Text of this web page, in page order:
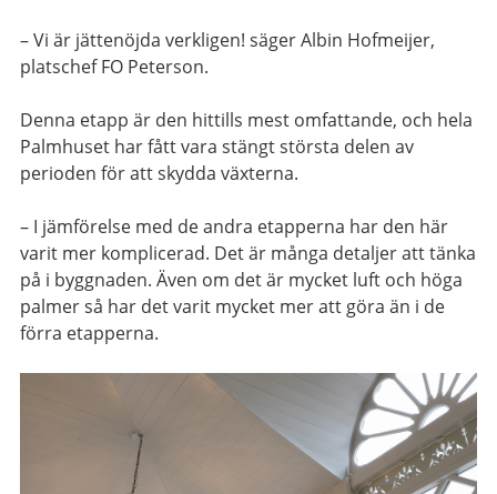
– Vi är jättenöjda verkligen! säger Albin Hofmeijer,
platschef FO Peterson.
Denna etapp är den hittills mest omfattande, och hela
Palmhuset har fått vara stängt största delen av
perioden för att skydda växterna.
– I jämförelse med de andra etapperna har den här
varit mer komplicerad. Det är många detaljer att tänka
på i byggnaden. Även om det är mycket luft och höga
palmer så har det varit mycket mer att göra än i de
förra etapperna.